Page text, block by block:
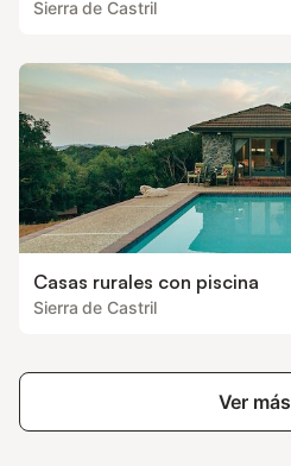
Sierra de Castril
Casas rurales con piscina
Sierra de Castril
Ver más